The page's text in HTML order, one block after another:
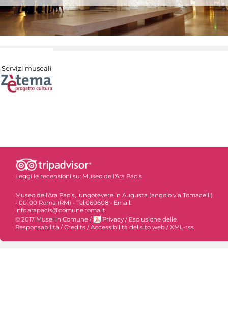
Servizi museali
Leggi le recensioni su: Museo dell'Ara Pacis
Museo dell'Ara Pacis, lungotevere in Augusta (angolo via Tomacelli)
- 00100 Roma (RM) - Tel.060608 - Email:
info.arapacis@comune.roma.it
© 2017 Musei in Comune / Privacy / Esclusione delle
Responsabilità / Credits / Accessibilità del sito web / XML-rss